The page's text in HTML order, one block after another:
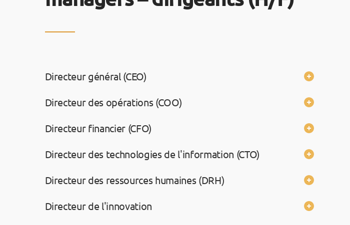
Directeur général (CEO)
Directeur des opérations (COO)
Directeur financier (CFO)
Directeur des technologies de l'information (CTO)
Directeur des ressources humaines (DRH)
Directeur de l'innovation